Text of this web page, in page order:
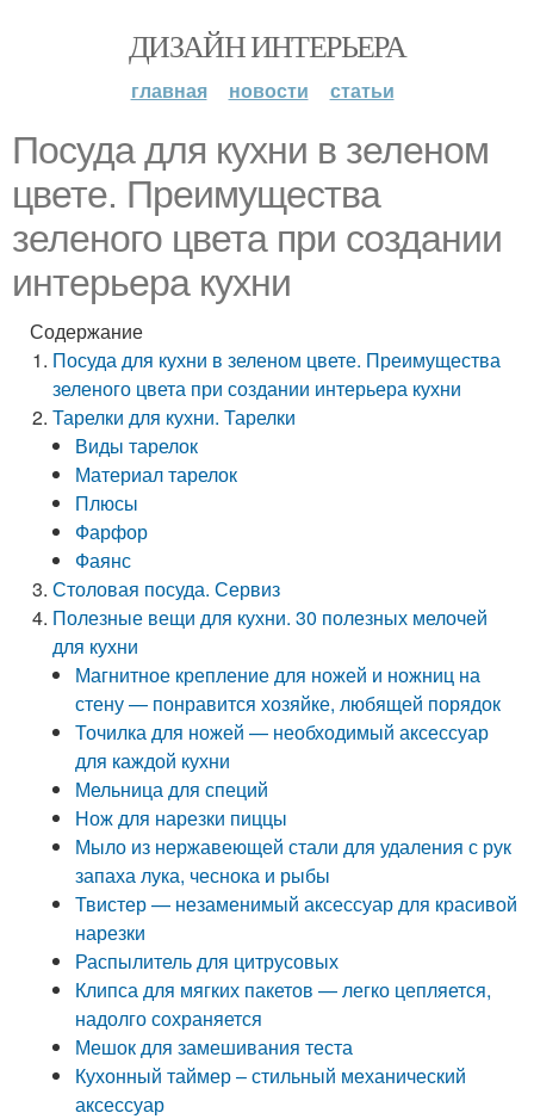
ДИЗАЙН ИНТЕРЬЕРА
главная новости статьи
Посуда для кухни в зеленом
цвете. Преимущества
зеленого цвета при создании
интерьера кухни
Содержание
Посуда для кухни в зеленом цвете. Преимущества
зеленого цвета при создании интерьера кухни
Тарелки для кухни. Тарелки
Виды тарелок
Материал тарелок
Плюсы
Фарфор
Фаянс
Столовая посуда. Сервиз
Полезные вещи для кухни. 30 полезных мелочей
для кухни
Магнитное крепление для ножей и ножниц на
стену — понравится хозяйке, любящей порядок
Точилка для ножей — необходимый аксессуар
для каждой кухни
Мельница для специй
Нож для нарезки пиццы
Мыло из нержавеющей стали для удаления с рук
запаха лука, чеснока и рыбы
Твистер — незаменимый аксессуар для красивой
нарезки
Распылитель для цитрусовых
Клипса для мягких пакетов — легко цепляется,
надолго сохраняется
Мешок для замешивания теста
Кухонный таймер – стильный механический
аксессуар